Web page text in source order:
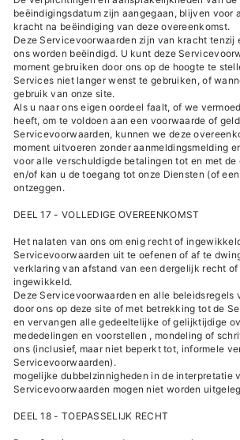
beëindigingsdatum zijn aangegaan, blijven voor
kracht na beëindiging van deze overeenkomst.
Deze Servicevoorwaarden zijn van kracht tenzij
ons worden beëindigd. U kunt deze
moment gebruiken door ons op de hoogte te
Services niet langer wenst te gebruiken, of
gebruik van onze site.
Als u naar ons eigen oordeel faalt, of we
heeft, om te voldoen aan een voorwaarde of
Servicevoorwaarden, kunnen we deze
moment uitvoeren zonder aanmeldingsmelding
voor alle verschuldigde betalingen tot en met
en/of kan u de toegang tot onze Diensten (of
ontzeggen.
DEEL 17 - VOLLEDIGE OVEREENKOMST
Het nalaten van ons om enig recht of
Servicevoorwaarden uit te oefenen of af te
verklaring van afstand van een dergelijk recht
ingewikkeld.
Deze Servicevoorwaarden en alle beleidsregels
door ons op deze site of met betrekking tot de
en vervangen alle gedeeltelijke of gelijktijdige
mededelingen en voorstellen , mondeling of
ons (inclusief, maar niet beperkt tot, informele
Servicevoorwaarden).
mogelijke dubbelzinnigheden in de interpretatie
Servicevoorwaarden mogen niet worden
DEEL 18 - TOEPASSELIJK RECHT